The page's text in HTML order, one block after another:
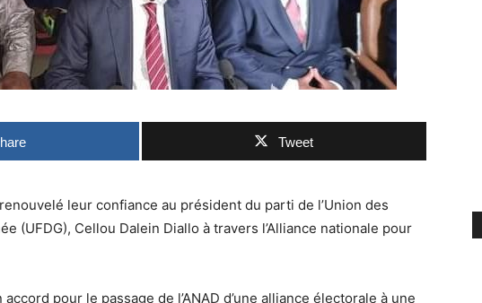
Tweet
leur confiance au président du parti de l’Union des
(UFDG), Cellou Dalein Diallo à travers l’Alliance nationale pour
accord pour le passage de l’ANAD d’une alliance électorale à une